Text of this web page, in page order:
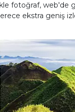
fotoğraf,
ekstra geniş